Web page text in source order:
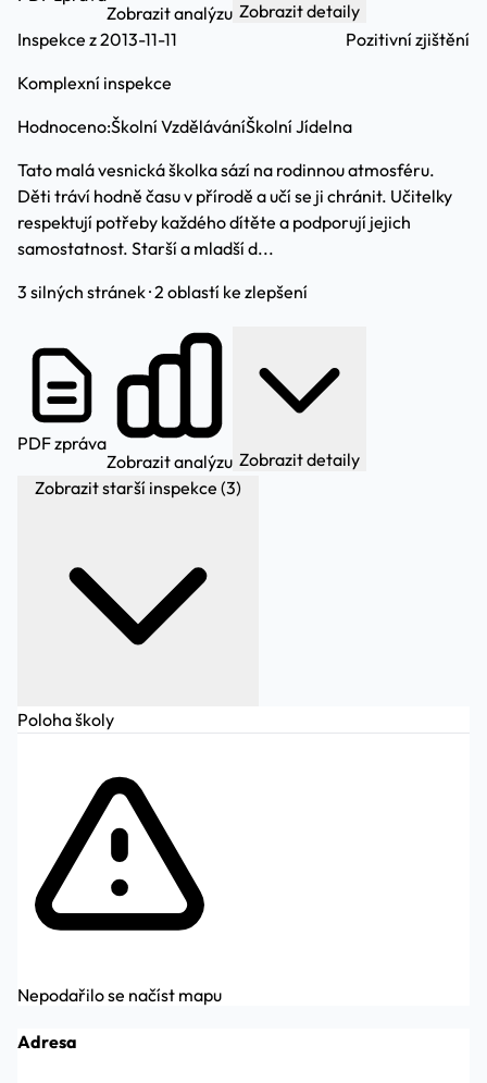
Zobrazit analýzu Zobrazit detaily
Inspekce z 2013-11-11
Komplexní inspekce
Pozitivní zjištění
Hodnoceno:Školní VzděláváníŠkolní Jídelna
Tato malá vesnická školka sází na rodinnou atmosféru.
Děti tráví hodně času v přírodě a učí se ji chránit. Učitelky
respektují potřeby každého dítěte a podporují jejich
samostatnost. Starší a mladší d...
3 silných stránek · 2 oblastí ke zlepšení
PDF zpráva
Zobrazit analýzu Zobrazit detaily
Zobrazit starší inspekce (3)
Poloha školy
Nepodařilo se načíst mapu
Adresa